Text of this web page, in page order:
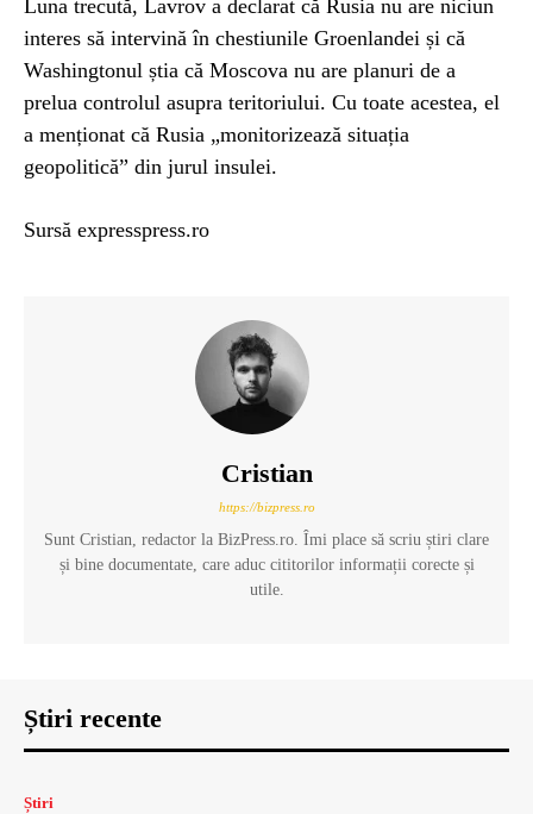
Luna trecută, Lavrov a declarat că Rusia nu are niciun
interes să intervină în chestiunile Groenlandei și că
Washingtonul știa că Moscova nu are planuri de a
prelua controlul asupra teritoriului. Cu toate acestea, el
a menționat că Rusia „monitorizează situația
geopolitică” din jurul insulei.
Sursă expresspress.ro
Cristian
https://bizpress.ro
Sunt Cristian, redactor la BizPress.ro. Îmi place să scriu știri clare
și bine documentate, care aduc cititorilor informații corecte și
utile.
Știri recente
Știri